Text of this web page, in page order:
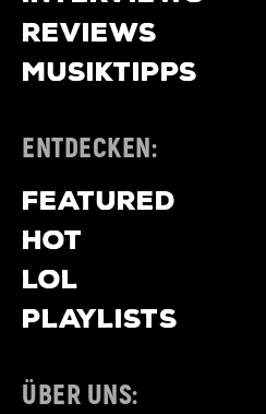
REVIEWS
MUSIKTIPPS
ENTDECKEN:
FEATURED
HOT
LOL
PLAYLISTS
ÜBER UNS: